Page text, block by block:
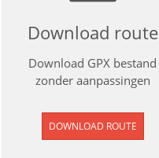
Download route
Download GPX bestand
zonder aanpassingen
DOWNLOAD ROUTE